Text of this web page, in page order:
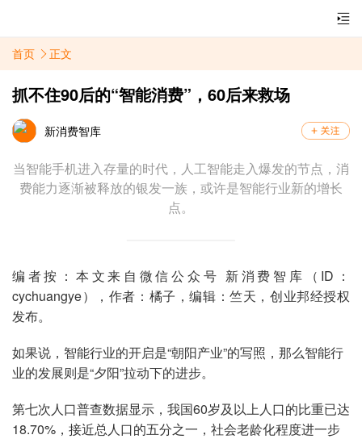
首页 正文
抓不住90后的“智能消费”，60后来救场
新消费智库
当智能手机进入存量的时代，人工智能走入爆发的节点，消
费能力逐渐被释放的银发一族，或许是智能行业新的增长
点。
编者按：本文来自微信公众号 新消费智库（ ID：
cychuangye），作者： 橘子 ，编辑：竺天，创业邦经授权
发布。
如果说，智能行业的开启是“朝阳产业”的写照，那么智能行
业的发展则是“夕阳”拉动下的进步。
第七次人口普查数据显示，我国60岁及以上人口的比重已达
18.70%，接近总人口的五分之一，社会老龄化程度进一步